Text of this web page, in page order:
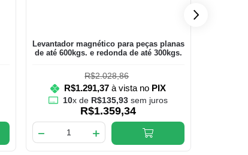
Levantador magnético para peças planas
de até 600kgs. e redonda de até 300kgs.
R$2.028,86
R$1.291,37 à vista no PIX
10x de R$135,93 sem juros
R$1.359,34